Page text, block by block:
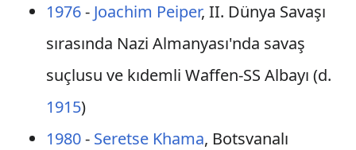
1976- Joachim Peiper, II. Dünya Savaşı
sırasında Nazi Almanyası'nda savaş
suçlusu ve kıdemli Waffen-SS Albayı (d.
1915)
1980- Seretse Khama, Botsvanalı